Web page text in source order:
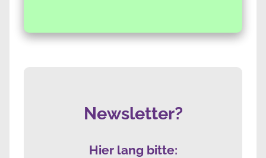
Newsletter?
Hier lang bitte: